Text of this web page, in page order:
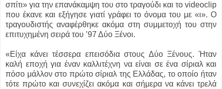
σπίτι» για την επανάκαμψη του στο τραγούδι και το videoclip
που έκανε και εξήγησε γιατί γράφει το όνομα του με «ι». Ο
τραγουδιστής αναφέρθηκε ακόμα στη συμμετοχή του στην
επιτυχημένη σειρά του ’97 Δύο Ξένοι.
«Είχα κάνει τέσσερα επεισόδια στους Δύο Ξένους. Ήταν
καλή εποχή για έναν καλλιτέχνη να είναι σε ένα σίριαλ και
πόσο μάλλον στο πρώτο σίριαλ της Ελλάδας, το οποίο ήταν
τότε πρώτο και συνεχίζει ακόμα και σήμερα να κάνει τρελά